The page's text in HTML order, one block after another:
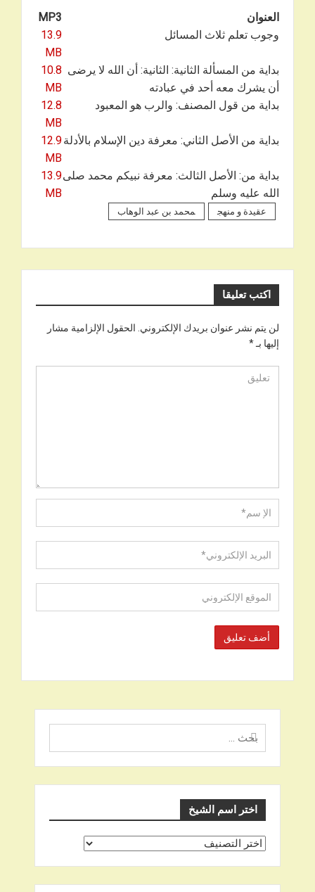
العنوان
MP3
وجوب تعلم ثلاث المسائل
13.9
MB
بداية من المسألة الثانية: الثانية: أن الله لا يرضى
أن يشرك معه أحد في عبادته
10.8
MB
بداية من قول المصنف: والرب هو المعبود
12.8
MB
بداية من الأصل الثاني: معرفة دين الإسلام بالأدلة12.9
MB
بداية من: الأصل الثالث: معرفة نبيكم محمد صلى
الله عليه وسلم
13.9
MB
عقيدة و منهج محمد بن عبد الوهاب
اكتب تعليقا
لن يتم نشر عنوان بريدك الإلكتروني. الحقول الإلزامية مشار
إليها بـ*
البحث
عن
اختر اسم الشيخ
اختر